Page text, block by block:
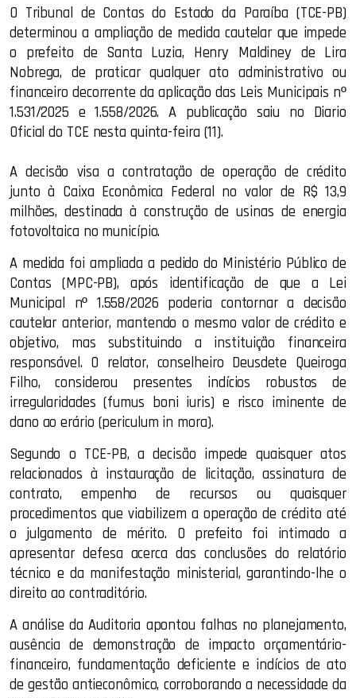
O Tribunal de Contas do Estado da Paraíba (TCE-PB)
determinou a ampliação de medida cautelar que impede
o prefeito de Santa Luzia, Henry Maldiney de Lira
Nobrega, de praticar qualquer ato administrativo ou
financeiro decorrente da aplicação das Leis Municipais nº
1.531/2025 e 1.558/2026. A publicação saiu no Diario
Oficial do TCE nesta quinta-feira (11).
A decisão visa a contratação de operação de crédito
junto à Caixa Econômica Federal no valor de R$ 13,9
milhões, destinada à construção de usinas de energia
fotovoltaica no município.
A medida foi ampliada a pedido do Ministério Público de
Contas (MPC-PB), após identificação de que a Lei
Municipal nº 1.558/2026 poderia contornar a decisão
cautelar anterior, mantendo o mesmo valor de crédito e
objetivo, mas substituindo a instituição financeira
responsável. O relator, conselheiro Deusdete Queiroga
Filho, considerou presentes indícios robustos de
irregularidades (fumus boni iuris) e risco iminente de
dano ao erário (periculum in mora).
Segundo o TCE-PB, a decisão impede quaisquer atos
relacionados à instauração de licitação, assinatura de
contrato, empenho de recursos ou quaisquer
procedimentos que viabilizem a operação de crédito até
o julgamento de mérito. O prefeito foi intimado a
apresentar defesa acerca das conclusões do relatório
técnico e da manifestação ministerial, garantindo-lhe o
direito ao contraditório.
A análise da Auditoria apontou falhas no planejamento,
ausência de demonstração de impacto orçamentário-
financeiro, fundamentação deficiente e indícios de ato
de gestão antieconômico, corroborando a necessidade da